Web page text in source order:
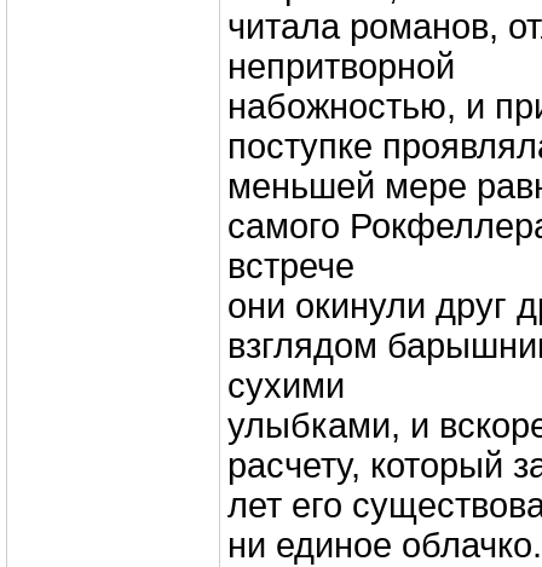
читала романов,
непритворной
набожностью, и
поступке
меньшей мере
самого
встрече
они окинули друг
взглядом
сухими
улыбками, и
расчету, который
лет его
ни единое облачко.